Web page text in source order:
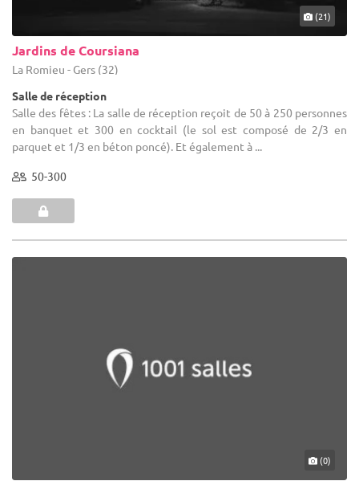
(21)
Jardins de Coursiana
La Romieu - Gers (32)
Salle de réception
Salle des fêtes : La salle de réception reçoit de 50 à 250 personnes
en banquet et 300 en cocktail (le sol est composé de 2/3 en
parquet et 1/3 en béton poncé). Et également à ...
50-300
(0)